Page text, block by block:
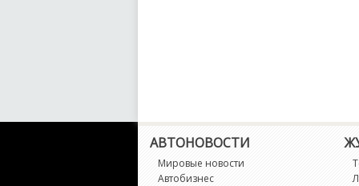
АВТОНОВОСТИ
Мировые новости
Автобизнес